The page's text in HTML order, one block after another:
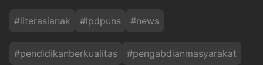
#literasianak #lpdpuns #news
#pendidikanberkualitas #pengabdianmasyarakat